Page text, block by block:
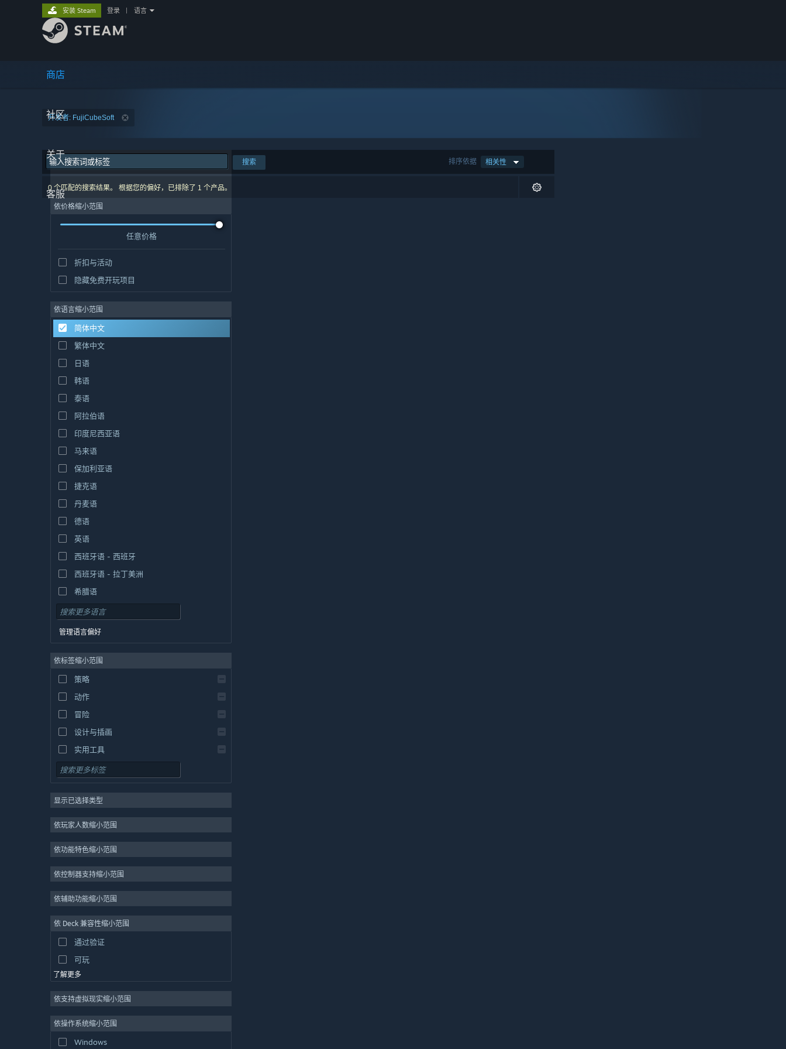
商店
社区
关于
客服
安装 Steam 登录 语言
开发者: FujiCubeSoft
排序依据 相关性
搜索
0 个匹配的搜索结果。 根据您的偏好，已排除了 1 个产品。
依价格缩小范围
任意价格
折扣与活动
隐藏免费开玩项目
依语言缩小范围
简体中文
繁体中文
日语
韩语
泰语
阿拉伯语
印度尼西亚语
马来语
保加利亚语
捷克语
丹麦语
德语
英语
西班牙语 - 西班牙
西班牙语 - 拉丁美洲
希腊语
管理语言偏好
依标签缩小范围
策略
动作
冒险
设计与插画
实用工具
免费开玩
大型多人在线
独立
休闲
模拟
视频制作
照片编辑
显示已选择类型
依玩家人数缩小范围
依功能特色缩小范围
依控制器支持缩小范围
依辅助功能缩小范围
依 Deck 兼容性缩小范围
通过验证
可玩
了解更多
依支持虚拟现实缩小范围
依操作系统缩小范围
Windows